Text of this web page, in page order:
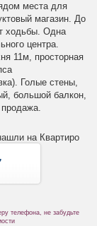
места для
магазин. До
ходьбы. Одна
центра.
11м, просторная
Голые стены,
большой балкон,
продажа.
на Квартиро
телефона, не забудьте